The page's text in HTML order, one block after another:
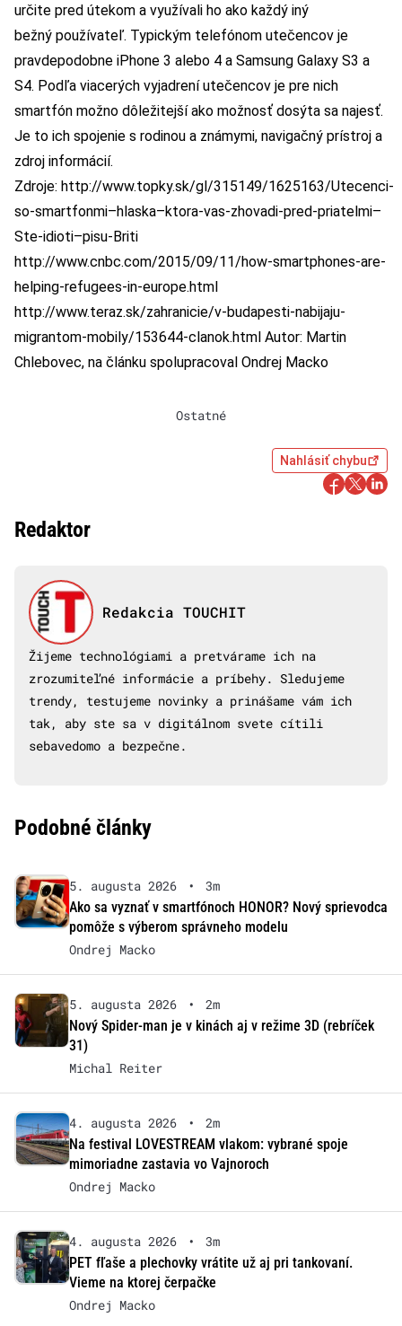
určite pred útekom a využívali ho ako každý iný
bežný používateľ. Typickým telefónom utečencov je
pravdepodobne iPhone 3 alebo 4 a Samsung Galaxy S3 a
S4. Podľa viacerých vyjadrení utečencov je pre nich
smartfón možno dôležitejší ako možnosť dosýta sa najesť.
Je to ich spojenie s rodinou a známymi, navigačný prístroj a
zdroj informácií.
Zdroje: http://www.topky.sk/gl/315149/1625163/Utecenci-
so-smartfonmi–hlaska–ktora-vas-zhovadi-pred-priatelmi–
Ste-idioti–pisu-Briti
http://www.cnbc.com/2015/09/11/how-smartphones-are-
helping-refugees-in-europe.html
http://www.teraz.sk/zahranicie/v-budapesti-nabijaju-
migrantom-mobily/153644-clanok.html Autor: Martin
Chlebovec, na článku spolupracoval Ondrej Macko
Ostatné
Nahlásiť chybu
Redaktor
Redakcia TOUCHIT
Žijeme technológiami a pretvárame ich na
zrozumiteľné informácie a príbehy. Sledujeme
trendy, testujeme novinky a prinášame vám ich
tak, aby ste sa v digitálnom svete cítili
sebavedomo a bezpečne.
Podobné články
5. augusta 2026 •
3m
Ako sa vyznať v smartfónoch HONOR? Nový sprievodca
pomôže s výberom správneho modelu
Ondrej Macko
5. augusta 2026 •
2m
Nový Spider-man je v kinách aj v režime 3D (rebríček
31)
Michal Reiter
4. augusta 2026 •
2m
Na festival LOVESTREAM vlakom: vybrané spoje
mimoriadne zastavia vo Vajnoroch
Ondrej Macko
4. augusta 2026 •
3m
PET fľaše a plechovky vrátite už aj pri tankovaní.
Vieme na ktorej čerpačke
Ondrej Macko